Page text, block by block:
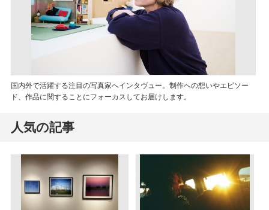
国内外で活躍する注目の写真家へインタヴュー。制作への想いやエピソー
ド、作品に関することにフォーカスしてお届けします。
人気の記事